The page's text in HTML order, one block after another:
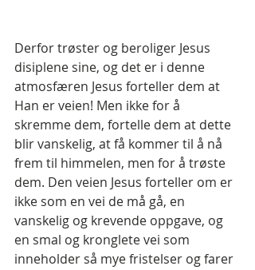
Derfor trøster og beroliger Jesus
disiplene sine, og det er i denne
atmosfæren Jesus forteller dem at
Han er veien! Men ikke for å
skremme dem, fortelle dem at dette
blir vanskelig, at få kommer til å nå
frem til himmelen, men for å trøste
dem. Den veien Jesus forteller om er
ikke som en vei de må gå, en
vanskelig og krevende oppgave, og
en smal og kronglete vei som
inneholder så mye fristelser og farer